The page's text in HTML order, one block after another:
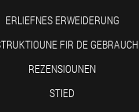
ERLIEFNES ERWEIDERUNG
FIR DE GEBRAUCH
REZENSIOUNEN
STIED